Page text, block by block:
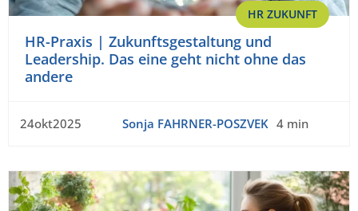
HR ZUKUNFT
HR-Praxis | Zukunftsgestaltung und
Leadership. Das eine geht nicht ohne das
andere
24okt2025 Sonja FAHRNER-POSZVEK 4 min